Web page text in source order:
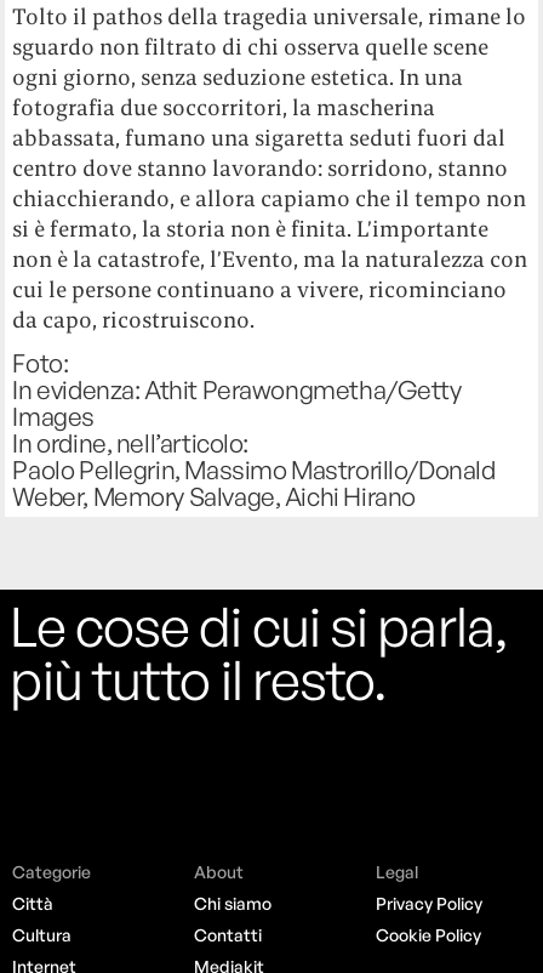
Tolto il pathos della tragedia universale, rimane lo
sguardo non filtrato di chi osserva quelle scene
ogni giorno, senza seduzione estetica. In una
fotografia due soccorritori, la mascherina
abbassata, fumano una sigaretta seduti fuori dal
centro dove stanno lavorando: sorridono, stanno
chiacchierando, e allora capiamo che il tempo non
si è fermato, la storia non è finita. L’importante
non è la catastrofe, l’Evento, ma la naturalezza con
cui le persone continuano a vivere, ricominciano
da capo, ricostruiscono.
Foto:
In evidenza: Athit Perawongmetha/Getty
Images
In ordine, nell’articolo:
Paolo Pellegrin, Massimo Mastrorillo/Donald
Weber, Memory Salvage, Aichi Hirano
Le cose di cui si parla,
più tutto il resto.
Categorie
Città
Cultura
Internet
About
Chi siamo
Contatti
Mediakit
Legal
Privacy Policy
Cookie Policy